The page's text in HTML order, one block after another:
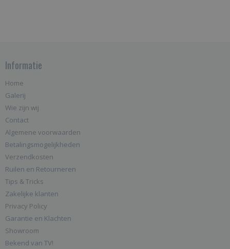
Informatie
Home
Galerij
Wie zijn wij
Contact
Algemene voorwaarden
Betalingsmogelijkheden
Verzendkosten
Ruilen en Retourneren
Tips & Tricks
Zakelijke klanten
Privacy Policy
Garantie en Klachten
Showroom
Bekend van TV!